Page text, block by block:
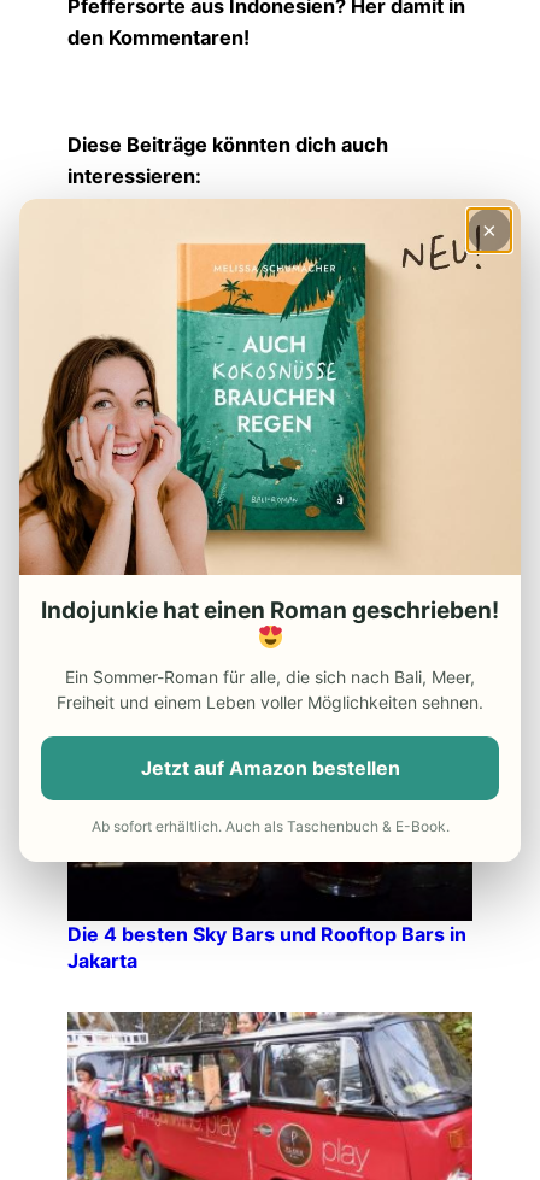
Pfeffersorte aus Indonesien? Her damit in
den Kommentaren!
Diese Beiträge könnten dich auch
interessieren:
Indonesisches Reisgericht
Sate Rezept: Sate Spieße mit
Erdnusssoße
Gado Gado Rezept: Gemischtes
Gemüse mit Erdnusssoße
Sambal Indonesisch: Zubereitung,
Rezept & Mehr
Was ist Tempeh und Tofu eigentlich?
ÄHNLICHE ARTIKEL:
Die 4 besten Sky Bars und Rooftop Bars in
Jakarta
×
Indojunkie hat einen Roman geschrieben!
Ein Sommer-Roman für alle, die sich nach Bali, Meer,
Freiheit und einem Leben voller Möglichkeiten sehnen.
Jetzt auf Amazon bestellen
Ab sofort erhältlich. Auch als Taschenbuch & E-Book.